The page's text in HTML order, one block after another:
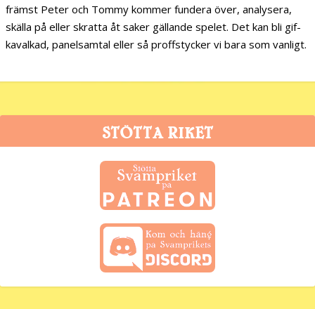
främst Peter och Tommy kommer fundera över, analysera,
skälla på eller skratta åt saker gällande spelet. Det kan bli gif-
kavalkad, panelsamtal eller så proffstycker vi bara som vanligt.
STÖTTA RIKET